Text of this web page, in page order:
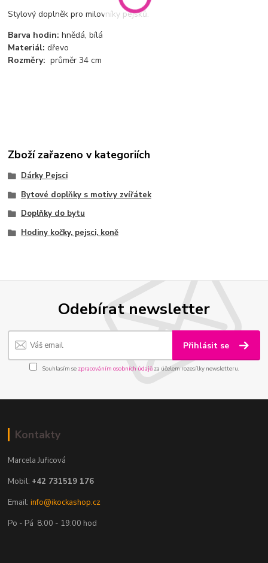
Stylový doplněk pro milovníky pejsků.
Barva hodin: hnědá, bílá
Materiál: dřevo
Rozměry:průměr 34 cm
Zboží zařazeno v kategoriích
Dárky Pejsci
Bytové doplňky s motivy zvířátek
Doplňky do bytu
Hodiny kočky, pejsci, koně
Odebírat newsletter
Přihlásit se
Souhlasím se zpracováním osobních údajůza účelem rozesílky newsletteru.
Kontakty
Marcela Juřicová
Mobil: +42 731519 176
Email:info@ikockashop.cz
Po - Pá 8:00 - 19:00 hod